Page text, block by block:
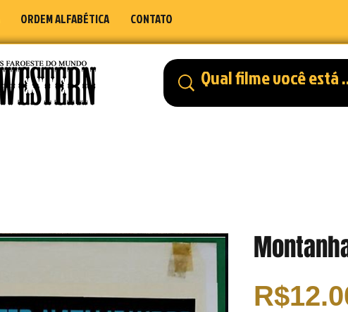
ORDEM ALFABÉTICA CONTATO